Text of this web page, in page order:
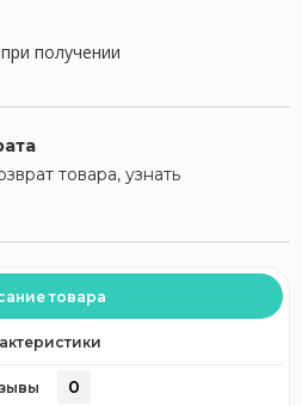
получении
товара, узнать
товара
0